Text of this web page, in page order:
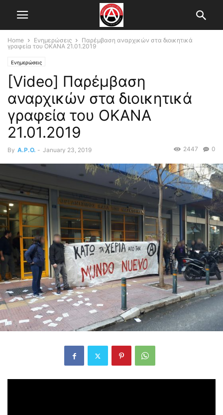
Home Ενημερώσεις
Παρέμβαση αναρχικών στα διοικητικά
γραφεία του ΟΚΑΝΑ 21.01.2019
Ενημερώσεις
[Video] Παρέμβαση
αναρχικών στα διοικητικά
γραφεία του ΟΚΑΝΑ
21.01.2019
By A.P.O. - January 23, 2019 0
2447